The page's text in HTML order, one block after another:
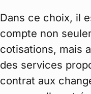
Dans ce choix, il
compte non
cotisations, mais
des services
contrat aux